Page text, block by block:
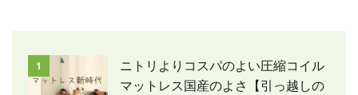
1
ニトリよりコスパのよい圧縮コイル
マットレス国産のよさ【引っ越しの